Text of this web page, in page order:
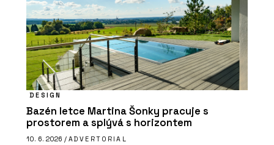
DESIGN
Bazén letce Martina Šonky pracuje s
prostorem a splývá s horizontem
10. 6. 2026 / ADVERTORIAL